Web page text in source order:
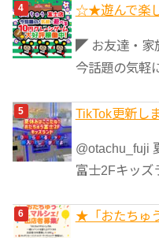
☆★遊んで楽
◤ お友達・家
今話題の気軽
TikTok更新し
@otachu_fuji
富士2Fキッズ
★「おたちゅ